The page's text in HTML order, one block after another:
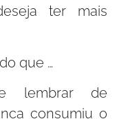
ter mais
que …
lembrar de
consumiu o